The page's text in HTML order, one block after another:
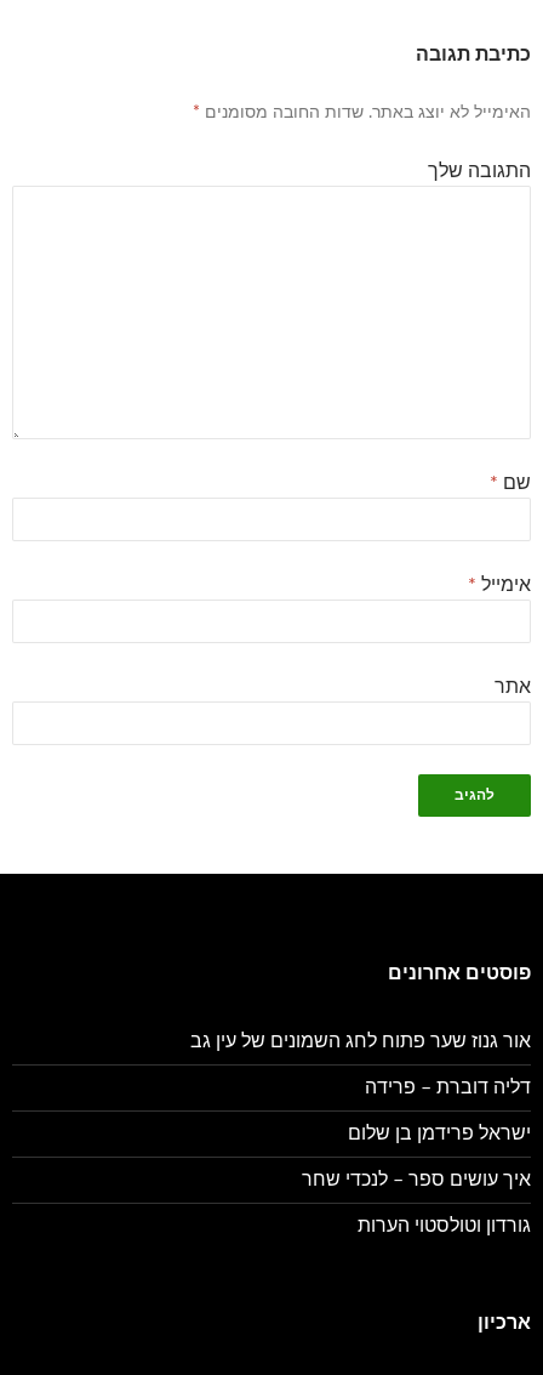
כתיבת תגובה
האימייל לא יוצג באתר. שדות החובה מסומנים *
התגובה שלך
שם *
אימייל *
אתר
פוסטים אחרונים
אור גנוז שער פתוח לחג השמונים של עין גב
דליה דוברת – פרידה
ישראל פרידמן בן שלום
איך עושים ספר – לנכדי שחר
גורדון וטולסטוי הערות
ארכיון